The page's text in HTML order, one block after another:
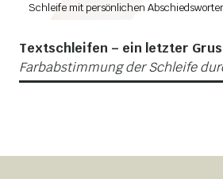
Schleife mit persönlichen
Textschleifen – ein letzter
Farbabstimmung der Schleife